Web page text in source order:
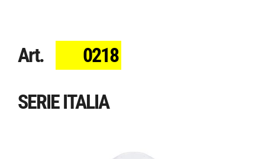
Art. 0218
SERIE ITALIA